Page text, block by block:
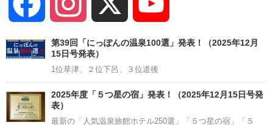
Facebook Instagram
Channel
第39回「にっぽんの温泉100選」発表！（2025年12月
15日号発表）
1位草津、２位下呂、３位道後
2025年度「５つ星の宿」発表！（2025年12月15日号発
表）
最新の「人気温泉旅館ホテル250選」「５つ星の宿」「５